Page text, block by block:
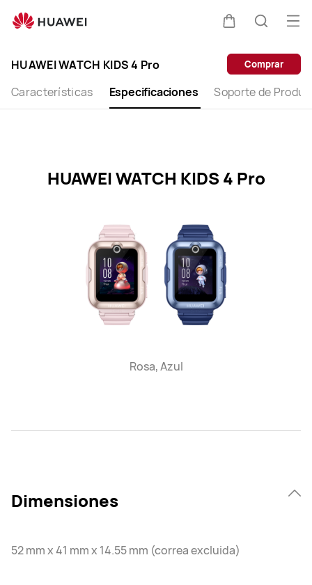
WATCH
Specification
HUAWEI WATCH KIDS 4 Pro
Características
Especificaciones Soporte de
Comprar
HUAWEI WATCH KIDS 4 Pro
Rosa, Azul
Dimensiones
52 mm x 41 mm x 14.55 mm (correa excluida)